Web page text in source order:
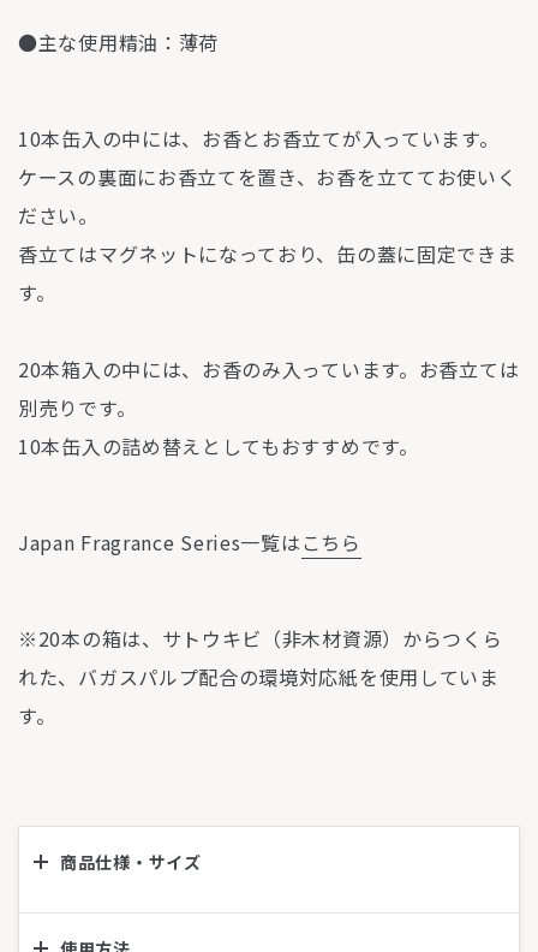
●主な使⽤精油：薄荷
10本缶入の中には、お香とお香立てが入っています。
ケースの裏面にお香立てを置き、お香を立ててお使いく
ださい。
香立てはマグネットになっており、缶の蓋に固定できま
す。
20本箱入の中には、お香のみ入っています。お香立ては
別売りです。
10本缶入の詰め替えとしてもおすすめです。
Japan Fragrance Series一覧は こちら
※20本の箱は、サトウキビ（非木材資源）からつくら
れた、バガスパルプ配合の環境対応紙を使用していま
す。
商品仕様・サイズ